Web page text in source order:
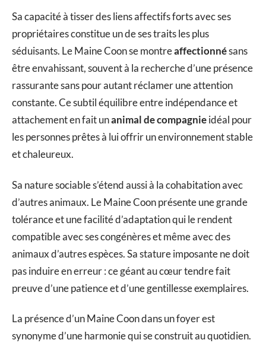
Sa capacité à tisser des liens affectifs forts avec ses
propriétaires constitue un de ses traits les plus
séduisants. Le Maine Coon se montreaffectionnésans
être envahissant, souvent à la recherche d’une présence
rassurante sans pour autant réclamer une attention
constante. Ce subtil équilibre entre indépendance et
attachement en fait unanimal de compagnieidéal pour
les personnes prêtes à lui offrir un environnement stable
et chaleureux.
Sa nature sociable s’étend aussi à la cohabitation avec
d’autres animaux. Le Maine Coon présente une grande
tolérance et une facilité d’adaptation qui le rendent
compatible avec ses congénères et même avec des
animaux d’autres espèces. Sa stature imposante ne doit
pas induire en erreur : ce géant au cœur tendre fait
preuve d’une patience et d’une gentillesse exemplaires.
La présence d’un Maine Coon dans un foyer est
synonyme d’une harmonie qui se construit au quotidien.